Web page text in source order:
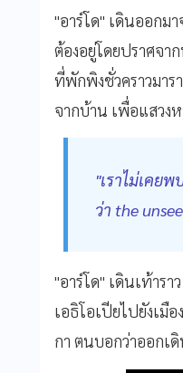
"อาร์โด" เดินออกม
ต้องอยู่โดยปราศจา
ที่พักพิงชั่วคราวมาร
จากบ้าน เพื่อแสวง
"เราไม่เคย
ว่า the
"อาร์โด" เดินเท้าร
เอธิโอเปียไปยังเมื
กา ตนบอกว่าออกเ